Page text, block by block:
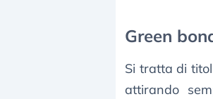
Green
Si tratta di
attirando